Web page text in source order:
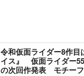
令和仮面ライダー8作目
イス』 仮面ライダー
の次回作発表 モチー